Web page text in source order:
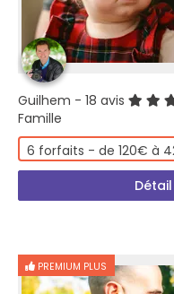
Guilhem - 18 avis
Famille
6 forfaits - de 120€ à
PREMIUM PLUS